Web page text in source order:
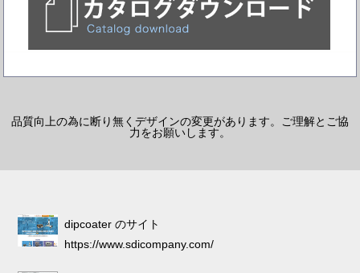
品質向上の為に断り無くデザインの変更があります。ご理解とご協
力をお願いします。
dipcoater のサイト
https://www.sdicompany.com/